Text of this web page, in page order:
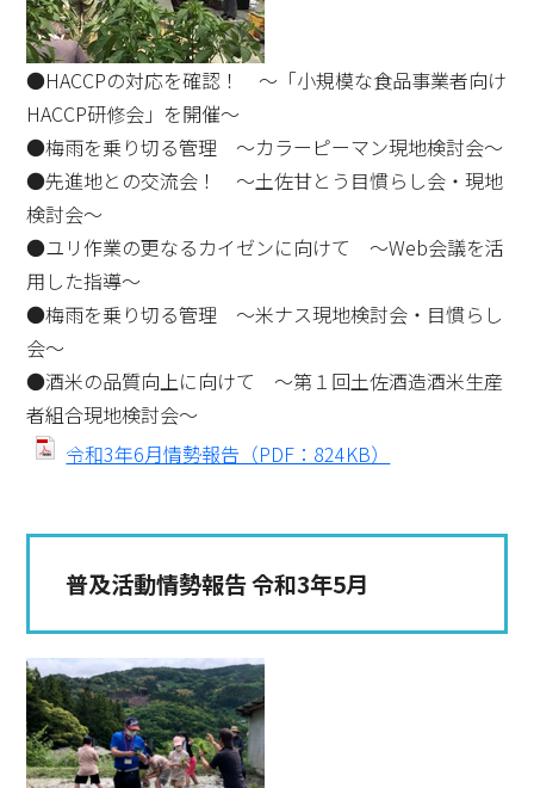
●HACCPの対応を確認！ ～「小規模な食品事業者向け
HACCP研修会」を開催～
●梅雨を乗り切る管理 ～カラーピーマン現地検討会～
●先進地との交流会！ ～土佐甘とう目慣らし会・現地
検討会～
●ユリ作業の更なるカイゼンに向けて ～Web会議を活
用した指導～
●梅雨を乗り切る管理 ～米ナス現地検討会・目慣らし
会～
●酒米の品質向上に向けて ～第１回土佐酒造酒米生産
者組合現地検討会～
令和3年6月情勢報告（PDF：824KB）
普及活動情勢報告 令和3年5月